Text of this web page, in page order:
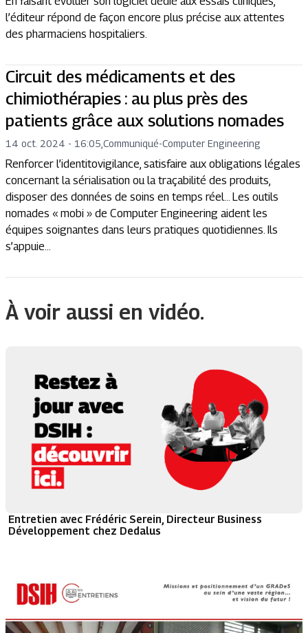
l’éditeur répond de façon encore plus précise aux attentes
des pharmaciens hospitaliers.
Circuit des médicaments et des
chimiothérapies : au plus près des
patients grâce aux solutions nomades
14 oct. 2024 - 16:05 Communiqué-Computer Engineering
Renforcer l’identitovigilance, satisfaire aux obligations légales
concernant la sérialisation ou la traçabilité des produits,
disposer des données de soins en temps réel… Les outils
nomades « mobi » de Computer Engineering aident les
équipes soignantes dans leurs pratiques quotidiennes. Ils
s’appuie...
À voir aussi en vidéo.
Entretien avec Frédéric Serein, Directeur Business
Développement chez Dedalus